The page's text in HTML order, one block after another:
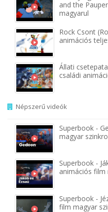
and the
magyarul
Rock Csont
animációs
Állati
családi
Népszerű videók
Superbook -
magyar
Superbook -
animációs film
Superbook -
film magyar